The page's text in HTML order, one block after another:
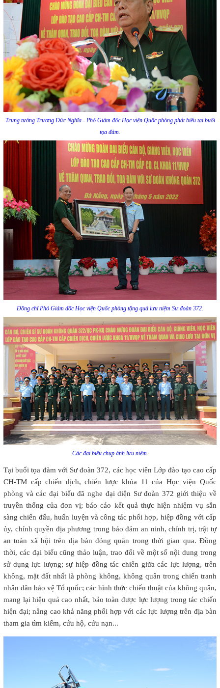
Trung tướng Trương Đức Nghĩa - Phó Giám đốc Học viện Quốc phòng phát biểu tại buổi
tọa đàm.
Đồng chí Phó Giám đốc Học viện Quốc phòng tặng quà lưu niệm Sư đoàn 372.
Các đại biểu chụp ảnh lưu niệm.
Tại buổi tọa đàm với Sư đoàn 372, các học viên Lớp đào tạo cao cấp
CH-TM cấp chiến dịch, chiến lược khóa 11 của Học viện Quốc
phòng và các đại biểu đã nghe đại diện Sư đoàn 372 giới thiệu về
truyền thống của đơn vị; báo cáo kết quả thực hiện nhiệm vụ sẵn
sàng chiến đấu, huấn luyện và công tác phối hợp, hiệp đồng với cấp
ủy, chính quyền địa phương trong bảo đảm an ninh, chính trị, trật tự
an toàn xã hội trên địa bàn đóng quân trong thời gian qua. Đồng
thời, các đại biểu cũng thảo luận, trao đổi về một số nội dung trong
sử dụng lực lượng; sự hiệp đồng tác chiến giữa các lực lượng, trên
không, mặt đất nhất là phòng không, không quân trong chiến tranh
nhân dân bảo vệ Tổ quốc; các hình thức chiến thuật của không quân,
mang lại hiệu quả cao nhất, bảo toàn được lực lượng trong tác chiến
hiện đại; nâng cao khả năng phối hợp với các lực lượng trên địa bàn
tham gia tìm kiếm, cứu hộ, cứu nạn...